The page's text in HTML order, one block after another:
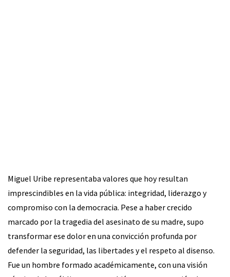
Miguel Uribe representaba valores que hoy resultan
imprescindibles en la vida pública: integridad, liderazgo y
compromiso con la democracia. Pese a haber crecido
marcado por la tragedia del asesinato de su madre, supo
transformar ese dolor en una convicción profunda por
defender la seguridad, las libertades y el respeto al disenso.
Fue un hombre formado académicamente, con una visión